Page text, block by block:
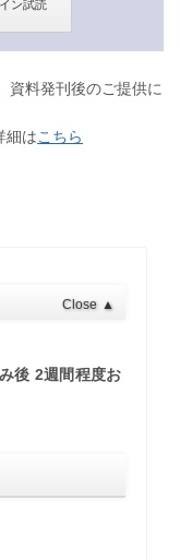
資料発刊後のご提供に
細はこちら
Close ▲
後 2週間程度お